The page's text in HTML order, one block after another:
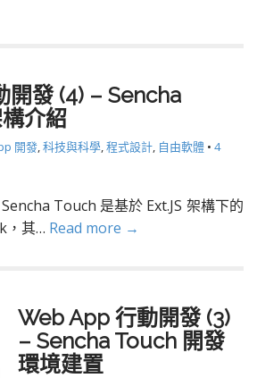
開發 (4) – Sencha
介紹
開發,科技與科學,程式設計, 自由軟體 • 4
Touch 是基於 Ext.JS 架構下的
，其… Read more →
Web App 行動開發 (3)
– Sencha Touch 開發
環境建置